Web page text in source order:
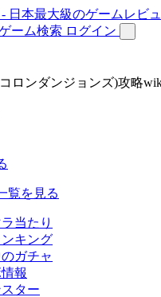
ーム検索 ログイン
ロンダンジョンズ)攻略
覧を見る
当たり
キング
ガチャ
報
ター